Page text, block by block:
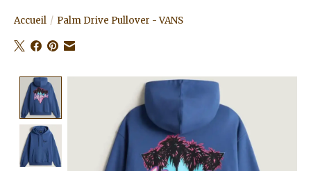
Accueil / Palm Drive Pullover - VANS
Product image slideshow Items